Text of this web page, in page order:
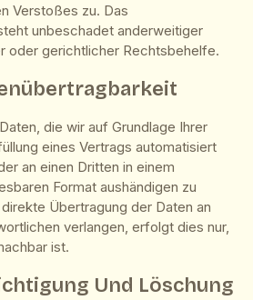
Verstoßes zu. Das
unbeschadet anderweitiger
oder gerichtlicher Rechtsbehelfe.
die wir auf Grundlage Ihrer
eines Vertrags automatisiert
an einen Dritten in einem
Format aushändigen zu
Übertragung der Daten an
verlangen, erfolgt dies nur,
ist.
Und Löschung